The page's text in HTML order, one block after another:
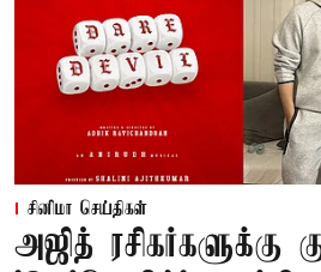
சினிமா செய்திகள்
அஜித் ரசிகர்களுக்கு